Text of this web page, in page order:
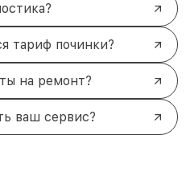
тариф починки?
на ремонт?
ваш сервис?